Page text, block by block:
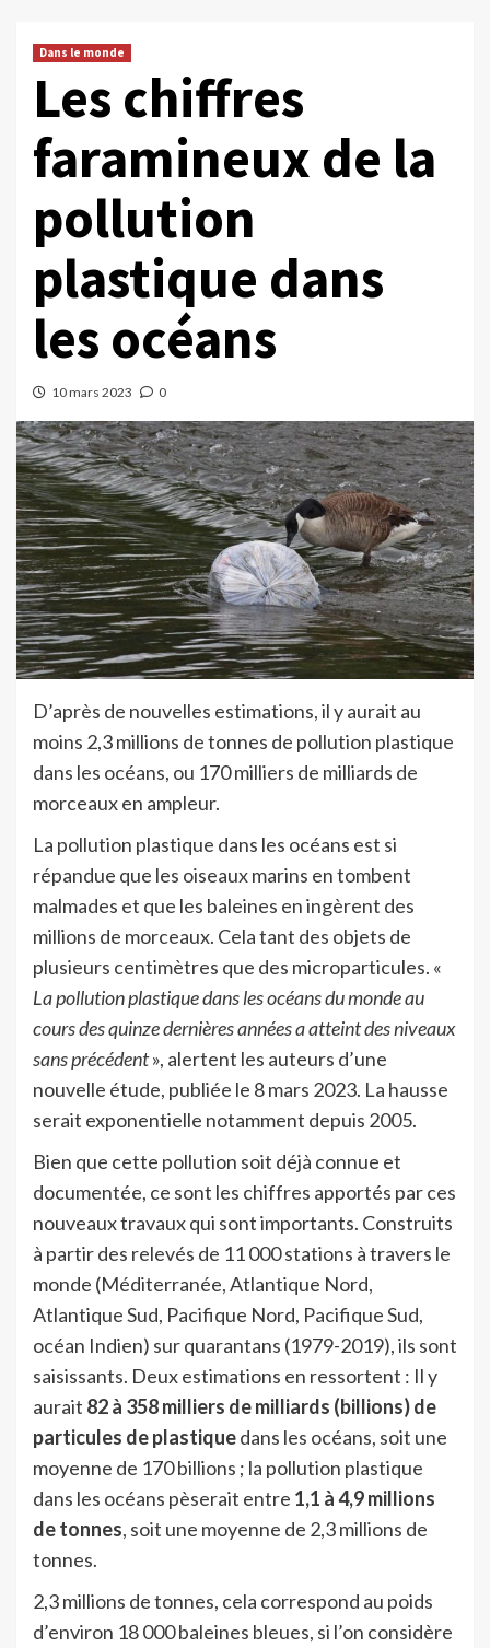
Dans le monde
Les chiffres
faramineux de la
pollution
plastique dans
les océans
10 mars 2023 0
D’après de nouvelles estimations, il y aurait au
moins 2,3 millions de tonnes de pollution plastique
dans les océans, ou 170 milliers de milliards de
morceaux en ampleur.
La pollution plastique dans les océans est si
répandue que les oiseaux marins en tombent
malmades et que les baleines en ingèrent des
millions de morceaux. Cela tant des objets de
plusieurs centimètres que des microparticules. «
La pollution plastique dans les océans du monde au
cours des quinze dernières années a atteint des niveaux
sans précédent», alertent les auteurs d’une
nouvelle étude, publiée le 8 mars 2023. La hausse
serait exponentielle notamment depuis 2005.
Bien que cette pollution soit déjà connue et
documentée, ce sont les chiffres apportés par ces
nouveaux travaux qui sont importants. Construits
à partir des relevés de 11 000 stations à travers le
monde (Méditerranée, Atlantique Nord,
Atlantique Sud, Pacifique Nord, Pacifique Sud,
océan Indien) sur quarantans (1979-2019), ils sont
saisissants. Deux estimations en ressortent : Il y
aurait 82 à 358 milliers de milliards (billions) de
particules de plastiquedans les océans, soit une
moyenne de 170 billions ; la pollution plastique
dans les océans pèserait entre 1,1 à 4,9 millions
de tonnes, soit une moyenne de 2,3 millions de
tonnes.
2,3 millions de tonnes, cela correspond au poids
d’environ 18 000 baleines bleues, si l’on considère